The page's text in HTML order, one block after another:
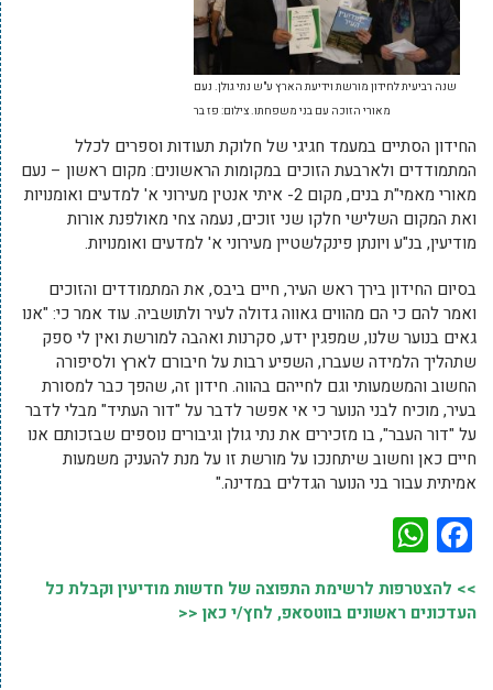
שנה רביעית לחידון מורשת וידיעת הארץ ע"ש נתי גולן. נעם
מאורי הזוכה עם בני משפחתו. צילום: פז בר
החידון הסתיים במעמד חגיגי של חלוקת תעודות וספרים לכלל
המתמודדים ולארבעת הזוכים במקומות הראשונים: מקום ראשון – נעם
מאורי מאמי"ת בנים, מקום 2- איתי אנטין מעירוני א' למדעים ואומנויות
ואת המקום השלישי חלקו שני זוכים, נעמה צחי מאולפנת אורות
מודיעין, בנ"ע ויונתן פינקלשטיין מעירוני א' למדעים ואומנויות.
בסיום החידון בירך ראש העיר, חיים ביבס, את המתמודדים והזוכים
ואמר להם כי הם מהווים גאווה גדולה לעיר ולתושביה. עוד אמר כי: "אנו
גאים בנוער שלנו, שמפגין ידע, סקרנות ואהבה למורשת ואין לי ספק
שתהליך הלמידה שעברו, השפיע רבות על חיבורם לארץ ולסיפורה
החשוב והמשמעותי וגם לחייהם בהווה. חידון זה, שהפך כבר למסורת
בעיר, מוכיח לבני הנוער כי אי אפשר לדבר על "דור העתיד" מבלי לדבר
על "דור העבר", בו מזכירים את נתי גולן וגיבורים נוספים שבזכותם אנו
חיים כאן וחשוב שיתחנכו על מורשת זו על מנת להעניק משמעות
אמיתית עבור בני הנוער הגדלים במדינה."
Facebook
>> להצטרפות לרשימת התפוצה של חדשות מודיעין וקבלת כל
העדכונים ראשונים בווטסאפ, לחץ/י כאן <<